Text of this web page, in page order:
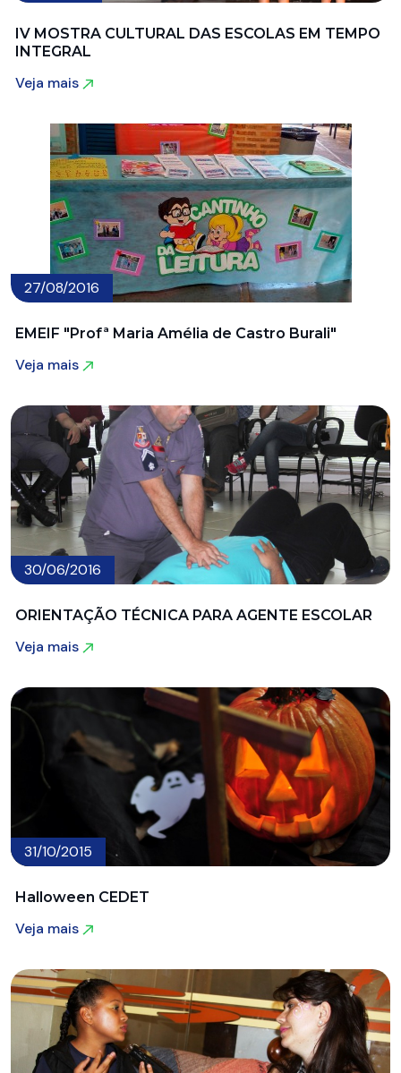
IV MOSTRA CULTURAL DAS ESCOLAS EM TEMPO
INTEGRAL
Veja mais
27/08/2016
EMEIF "Profª Maria Amélia de Castro Burali"
Veja mais
30/06/2016
ORIENTAÇÃO TÉCNICA PARA AGENTE ESCOLAR
Veja mais
31/10/2015
Halloween CEDET
Veja mais